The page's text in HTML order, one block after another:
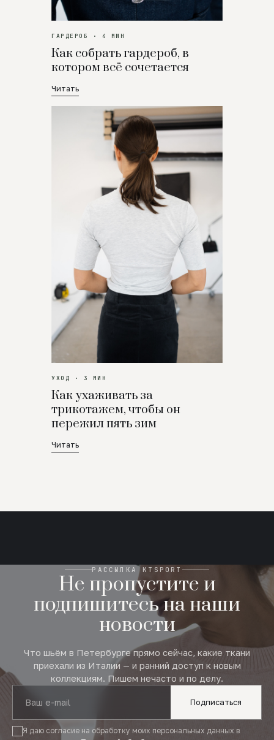
ГАРДЕРОБ · 4 МИН
Как собрать гардероб, в
котором всё сочетается
Читать
УХОД · 3 МИН
Как ухаживать за
трикотажем, чтобы он
пережил пять зим
Читать
РАССЫЛКА KTSPORT
Не пропустите и
подпишитесь на наши
новости
Что шьём в Петербурге прямо сейчас, какие ткани
приехали из Италии — и ранний доступ к новым
коллекциям. Пишем нечасто и по делу.
Подписаться
Я даю согласие на обработку моих персональных данных в